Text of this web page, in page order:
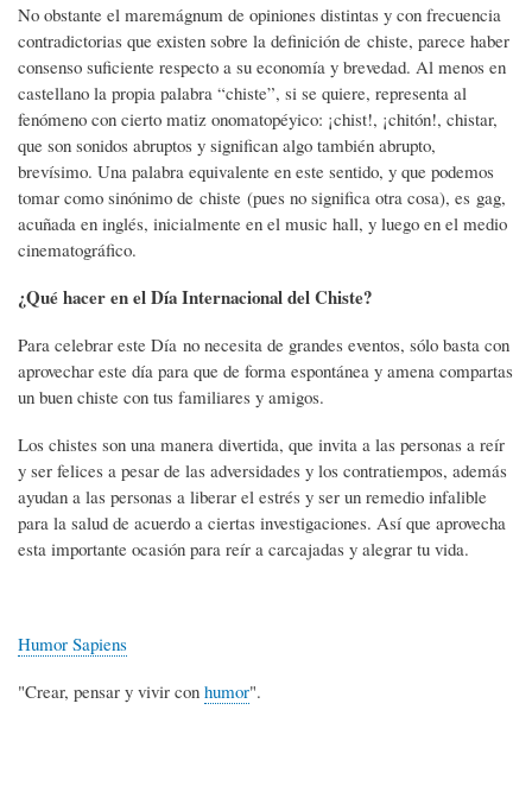
No obstante el maremágnum de opiniones distintas y con frecuencia
contradictorias que existen sobre la definición de chiste, parece haber
consenso suficiente respecto a su economía y brevedad. Al menos en
castellano la propia palabra “chiste”, si se quiere, representa al
fenómeno con cierto matiz onomatopéyico: ¡chist!, ¡chitón!, chistar,
que son sonidos abruptos y significan algo también abrupto,
brevísimo. Una palabra equivalente en este sentido, y que podemos
tomar como sinónimo de chiste (pues no significa otra cosa), es gag,
acuñada en inglés, inicialmente en el music hall, y luego en el medio
cinematográfico.
¿Qué hacer en el Día Internacional del Chiste?
Para celebrar este Día no necesita de grandes eventos, sólo basta con
aprovechar este día para que de forma espontánea y amena compartas
un buen chiste con tus familiares y amigos.
Los chistes son una manera divertida, que invita a las personas a reír
y ser felices a pesar de las adversidades y los contratiempos, además
ayudan a las personas a liberar el estrés y ser un remedio infalible
para la salud de acuerdo a ciertas investigaciones. Así que aprovecha
esta importante ocasión para reír a carcajadas y alegrar tu vida.
Humor Sapiens
"Crear, pensar y vivir con humor".